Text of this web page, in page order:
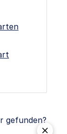
gefunden?